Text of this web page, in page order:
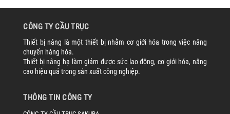
CÔNG TY CẦU TRỤC
Thiết bị nâng là một thiết bị nhằm cơ giới hóa trong việc nâng
chuyển hàng hóa.
Thiết bị nâng hạ làm giảm được sức lao động, cơ giới hóa, nâng
cao hiệu quả trong sản xuất công nghiệp.
THÔNG TIN CÔNG TY